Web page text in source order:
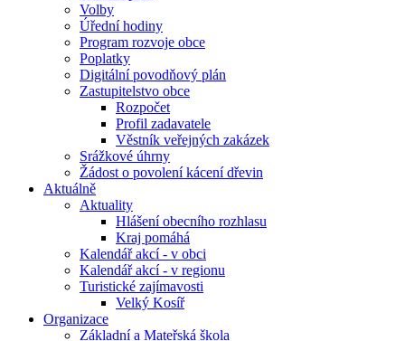
Volby
Úřední hodiny
Program rozvoje obce
Poplatky
Digitální povodňový plán
Zastupitelstvo obce
Rozpočet
Profil zadavatele
Věstník veřejných zakázek
Srážkové úhrny
Žádost o povolení kácení dřevin
Aktuálně
Aktuality
Hlášení obecního rozhlasu
Kraj pomáhá
Kalendář akcí - v obci
Kalendář akcí - v regionu
Turistické zajímavosti
Velký Kosíř
Organizace
Základní a Mateřská škola